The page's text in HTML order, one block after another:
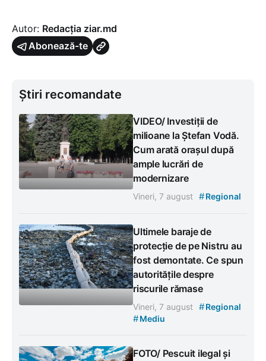
Autor: Redacția ziar.md
Abonează-te
Știri recomandate
VIDEO/ Investiții de
milioane la Ștefan Vodă.
Cum arată orașul după
ample lucrări de
modernizare
Vineri, 7 august #Regional
Ultimele baraje de
protecție de pe Nistru au
fost demontate. Ce spun
autoritățile despre
riscurile rămase
Vineri, 7 august #Regional
#Mediu
FOTO/ Pescuit ilegal și